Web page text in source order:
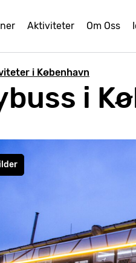
Aktiviteter Om Oss
i København
i